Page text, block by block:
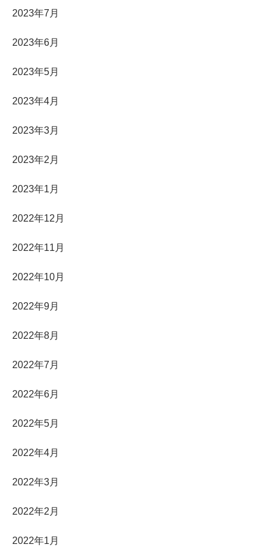
2023年7月
2023年6月
2023年5月
2023年4月
2023年3月
2023年2月
2023年1月
2022年12月
2022年11月
2022年10月
2022年9月
2022年8月
2022年7月
2022年6月
2022年5月
2022年4月
2022年3月
2022年2月
2022年1月